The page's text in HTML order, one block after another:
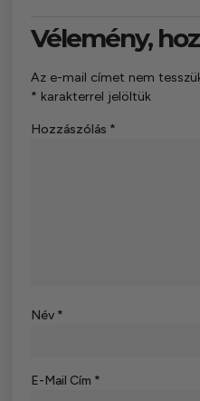
Vélemény,
Az e-mail címet nem
* karakterrel jelöltük
Hozzászólás *
Név *
E-Mail Cím *